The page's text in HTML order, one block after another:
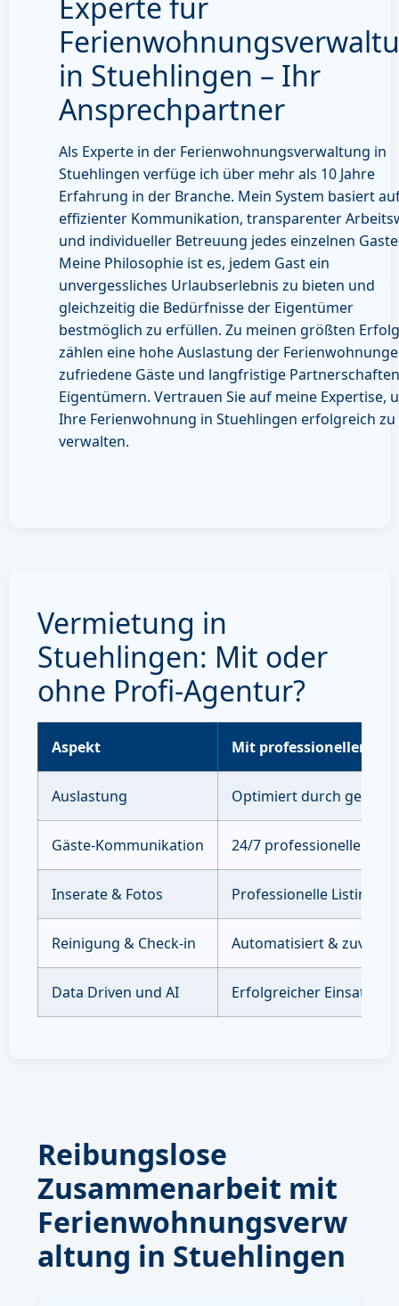
in Stuehlingen – Ihr
Ansprechpartner
Als Experte in der Ferienwohnungsverwaltung in
Stuehlingen verfüge ich über mehr als 10 Jahre
Erfahrung in der Branche. Mein System basiert
effizienter Kommunikation, transparenter
und individueller Betreuung jedes einzelnen
Meine Philosophie ist es, jedem Gast ein
unvergessliches Urlaubserlebnis zu bieten und
gleichzeitig die Bedürfnisse der Eigentümer
bestmöglich zu erfüllen. Zu meinen größten
zählen eine hohe Auslastung der
zufriedene Gäste und langfristige
Eigentümern. Vertrauen Sie auf meine Expertise,
Ihre Ferienwohnung in Stuehlingen erfolgreich zu
verwalten.
Vermietung in
Stuehlingen: Mit oder
ohne Profi-Agentur?
Aspekt Mit professioneller
Auslastung Optimiert durch
Gäste-Kommunikation 24/7 professioneller
Inserate & Fotos Professionelle Listings
Reinigung & Check-in Automatisiert &
Data Driven und AI Erfolgreicher Einsatz
Reibungslose
Zusammenarbeit mit
Ferienwohnungsverw
altung in Stuehlingen